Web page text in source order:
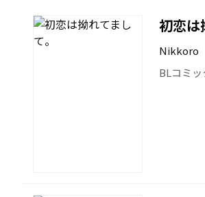
初恋は
Nikkoro
BLコミッ